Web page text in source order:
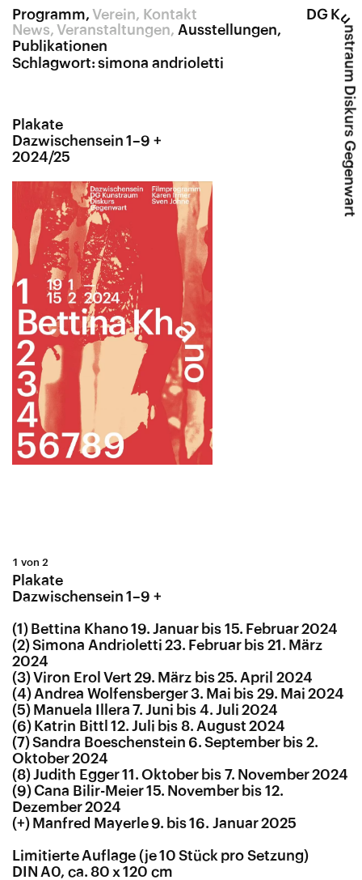
DG Ku
nstraum Diskurs Gegenwart
Programm
News Veranstaltungen
Ausstellungen
Publikationen
Verein Kontakt
Schlagwort:simona andrioletti
Plakate
Dazwischensein 1–9 +
2024/25
1 von 2
Plakate
Dazwischensein 1–9 +
(1) Bettina Khano 19. Januar bis 15. Februar 2024
(2) Simona Andrioletti 23. Februar bis 21. März
2024
(3) Viron Erol Vert 29. März bis 25. April 2024
(4) Andrea Wolfensberger 3. Mai bis 29. Mai 2024
(5) Manuela Illera 7. Juni bis 4. Juli 2024
(6) Katrin Bittl 12. Juli bis 8. August 2024
(7) Sandra Boeschenstein 6. September bis 2.
Oktober 2024
(8) Judith Egger 11. Oktober bis 7. November 2024
(9) Cana Bilir-Meier 15. November bis 12.
Dezember 2024
(+) Manfred Mayerle 9. bis 16. Januar 2025
Limitierte Auflage (je 10 Stück pro Setzung)
DIN A0, ca. 80 x 120 cm